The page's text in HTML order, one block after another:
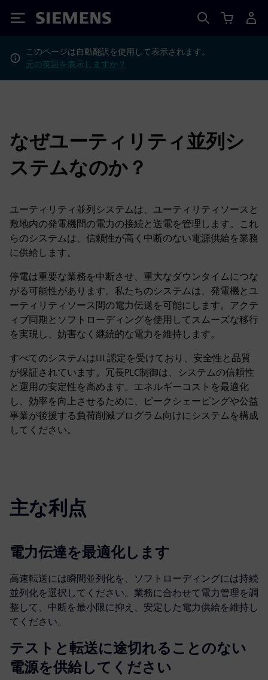
Siemens
このページは自動翻訳を使用して表示されます。
元の英語を表示しますか？
なぜユーティリティ並列シ
ステムなのか？
ユーティリティ並列システムは、ユーティリティソースと
敷地内の発電機間の電力の接続と送電を管理します。これ
らのシステムは、信頼性が高く中断のない電源供給を業務
に供給します。
停電は重要な業務を中断させ、重大なダウンタイムにつな
がる可能性があります。私たちのシステムは、発電機とユ
ーティリティソース間の電力伝送を可能にします。アクテ
ィブ同期とソフトローディングを使用してスムーズな移行
を実現し、妨害なく継続的な電力を維持します。
すべてのシステムはUL認定を受けており、安全性と品質
が保証されています。冗長PLC制御は、システムの信頼性
と運用の安定性を高めます。エネルギーコストを最適化
し、効率を向上させるために、ピークシェービングや公益
事業が後援する負荷削減プログラム向けにシステムを構成
してください。
主な利点
電力伝達を最適化します
高速転送には瞬間並列化を、ソフトローディングには持続
並列化を選択してください。業務に合わせて電力管理を調
整して、中断を最小限に抑え、安定した電力供給を維持し
てください。
テストと転送に途切れることのない
電源を供給してください